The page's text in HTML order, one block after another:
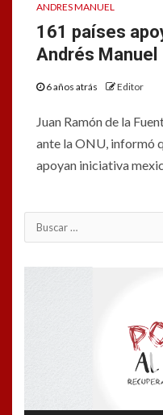
ANDRES MANUEL
161 países
Andrés Manuel
6 años atrás Editor
Juan Ramón de la
ante la ONU, informó
apoyan iniciativa
Buscar: